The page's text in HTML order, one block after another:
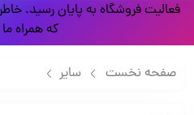
فعالیت فروشگاه به پایان رسید.
که همراه
صفحه نخست سایر